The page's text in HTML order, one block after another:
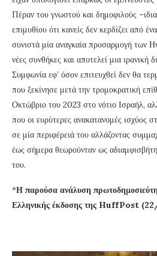
Πέραν του γνωστού και δημοφιλούς
επιμυθίου ότι κανείς δεν κερδίζει από
συνιστά μία αναγκαία προσαρμογή των
νέες συνθήκες και αποτελεί μια ιρανική
Συμφωνία εφ’ όσον επιτευχθεί δεν θα
που ξεκίνησε μετά την τρομοκρατική
Οκτώβριο του 2023 στο νότιο Ισραήλ,
που οι ευρύτερες ανακατανομές ισχύος
σε μία περιφέρειά του αλλάζοντας
έως σήμερα θεωρούνταν ως
του.
*Η παρούσα ανάλυση
Ελληνικής έκδοσης της HuffPost